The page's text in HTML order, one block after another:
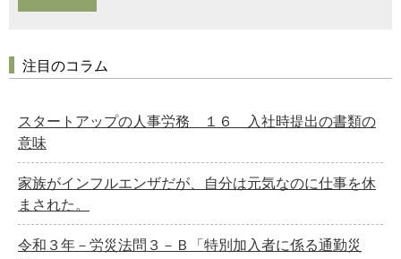
注目のコラム
スタートアップの人事労務 １６ 入社時提出の書類の
意味
家族がインフルエンザだが、自分は元気なのに仕事を休
まされた。
令和３年－労災法問３－Ｂ「特別加入者に係る通勤災